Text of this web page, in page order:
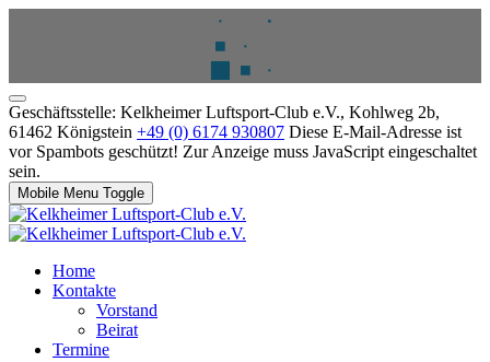
Geschäftsstelle: Kelkheimer Luftsport-Club e.V., Kohlweg 2b,
61462 Königstein +49 (0) 6174 930807 Diese E-Mail-Adresse ist
vor Spambots geschützt! Zur Anzeige muss JavaScript eingeschaltet
sein.
Mobile Menu Toggle
Home
Kontakte
Vorstand
Beirat
Termine